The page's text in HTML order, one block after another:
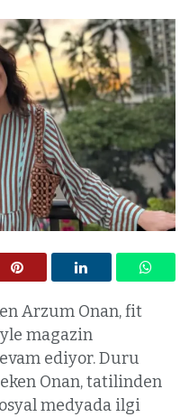
Arzum Onan, fit
magazin
ediyor. Duru
Onan, tatilinden
medyada ilgi